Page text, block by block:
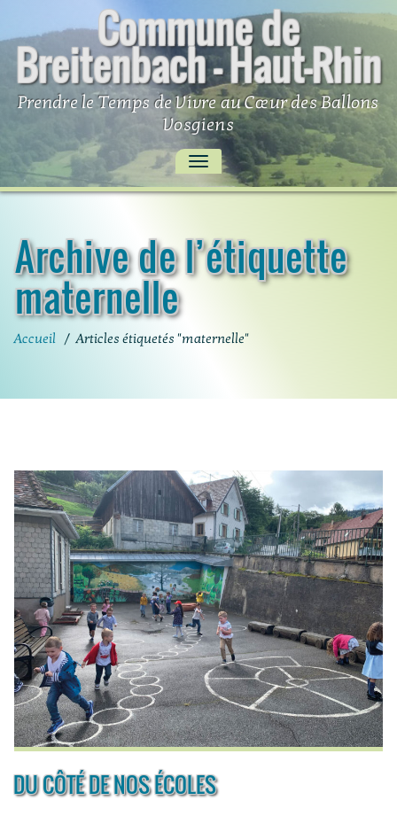
to
content
Commune de
Breitenbach – Haut-Rhin
Prendre le Temps de Vivre au Cœur des Ballons
Vosgiens
AFFICHER/MASQUER
LA
NAVIGATION
Archive de l’étiquette
maternelle
Accueil / Articles étiquetés "maternelle"
DU CÔTÉ DE NOS ÉCOLES